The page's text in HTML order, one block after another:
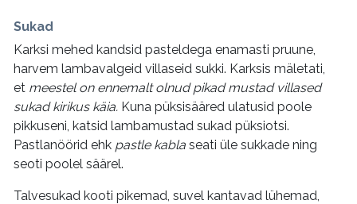
Sukad
Karksi mehed kandsid pasteldega enamasti pruune,
harvem lambavalgeid villaseid sukki. Karksis mäletati,
et meestel on ennemalt olnud pikad mustad villased
sukad kirikus käia. Kuna püksisääred ulatusid poole
pikkuseni, katsid lambamustad sukad püksiotsi.
Pastlanöörid ehk pastle kabla seati üle sukkade ning
seoti poolel säärel.
Talvesukad kooti pikemad, suvel kantavad lühemad,